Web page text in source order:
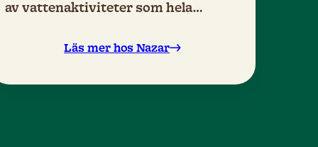
av vattenaktiviteter som hela
ligger nära Faliraki Beach och
priset.
Läs mer hos Nazar